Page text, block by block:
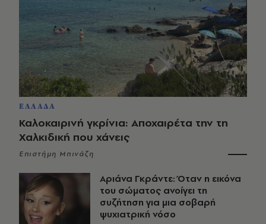
ΕΛΛΑΔΑ
Καλοκαιρινή γκρίνια: Αποχαιρέτα την τη
Χαλκιδική που χάνεις
Επιστήμη Μπινάζη
Αριάνα Γκράντε: Όταν η εικόνα
του σώματος ανοίγει τη
συζήτηση για μια σοβαρή
ψυχιατρική νόσο